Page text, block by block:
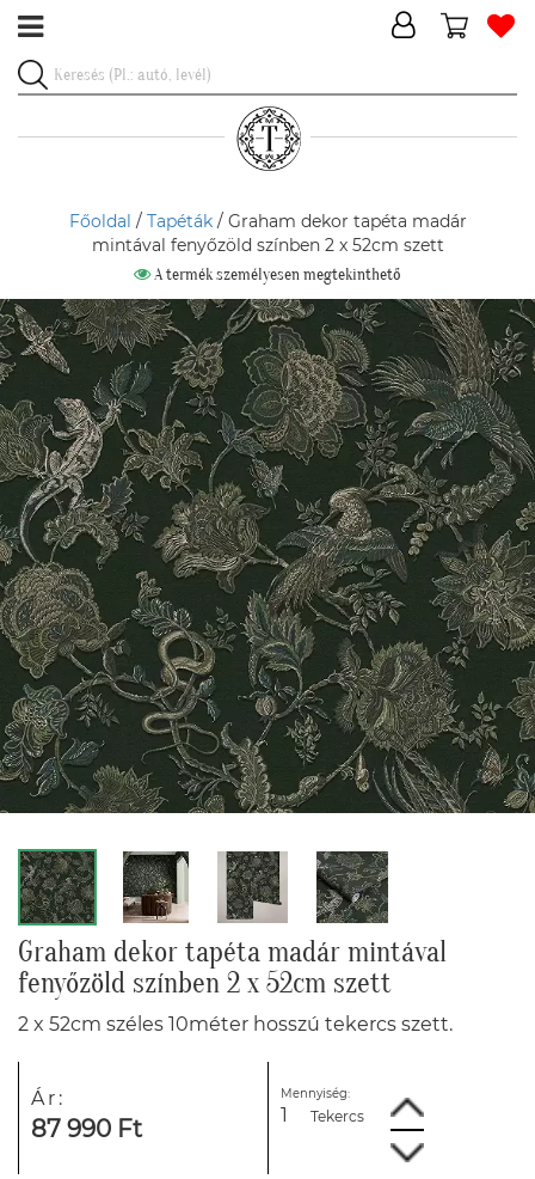
Főoldal / Tapéták/ Graham dekor tapéta madár
mintával fenyőzöld színben 2 x 52cm szett
A termék személyesen megtekinthető
Graham dekor tapéta madár mintával
fenyőzöld színben 2 x 52cm szett
2 x 52cm széles 10méter hosszú tekercs szett.
Ár:
87 990 Ft
Mennyiség:
Tekercs